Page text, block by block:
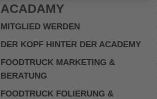
ACADAMY
MITGLIED WERDEN
DER KOPF HINTER DER ACADEMY
FOODTRUCK MARKETING &
BERATUNG
FOODTRUCK FOLIERUNG &